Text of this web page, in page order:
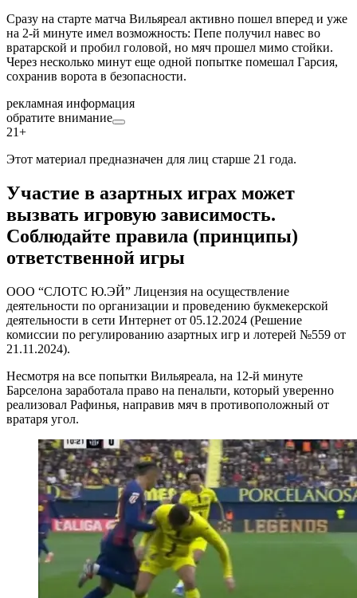
Сразу на старте матча Вильяреал активно пошел вперед и уже
на 2-й минуте имел возможность: Пепе получил навес во
вратарской и пробил головой, но мяч прошел мимо стойки.
Через несколько минут еще одной попытке помешал Гарсия,
сохранив ворота в безопасности.
рекламная информация
обратите внимание
21+
Этот материал предназначен для лиц старше 21 года.
Участие в азартных играх может
вызвать игровую зависимость.
Соблюдайте правила (принципы)
ответственной игры
ООО “СЛОТС Ю.ЭЙ” Лицензия на осуществление
деятельности по организации и проведению букмекерской
деятельности в сети Интернет от 05.12.2024 (Решение
комиссии по регулированию азартных игр и лотерей №559 от
21.11.2024).
Несмотря на все попытки Вильяреала, на 12-й минуте
Барселона заработала право на пенальти, который уверенно
реализовал Рафинья, направив мяч в противоположный от
вратаря угол.